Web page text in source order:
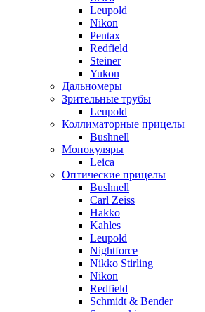
Leupold
Nikon
Pentax
Redfield
Steiner
Yukon
Дальномеры
Зрительные трубы
Leupold
Коллиматорные прицелы
Bushnell
Монокуляры
Leica
Оптические прицелы
Bushnell
Carl Zeiss
Hakko
Kahles
Leupold
Nightforce
Nikko Stirling
Nikon
Redfield
Schmidt & Bender